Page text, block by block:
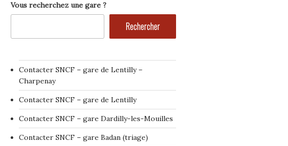
Vous recherchez une gare ?
Rechercher
Contacter SNCF – gare de Lentilly –
Charpenay
Contacter SNCF – gare de Lentilly
Contacter SNCF – gare Dardilly-les-Mouilles
Contacter SNCF – gare Badan (triage)